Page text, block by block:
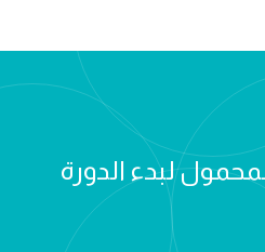
لبدء الدورة